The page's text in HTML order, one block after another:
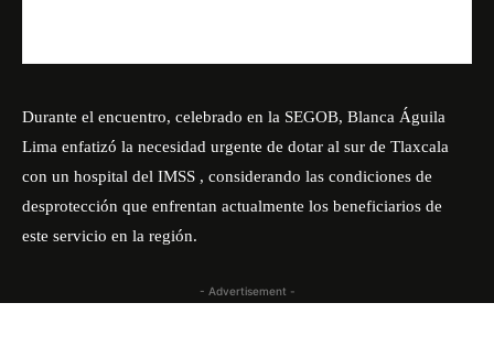
Durante el encuentro, celebrado en la SEGOB, Blanca Águila
Lima enfatizó la necesidad urgente de dotar al sur de Tlaxcala
con un hospital del IMSS , considerando las condiciones de
desprotección que enfrentan actualmente los beneficiarios de
este servicio en la región.
- Advertisement -